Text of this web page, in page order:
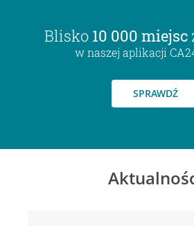
Blisko 10 000 miejsc
w naszej aplikacji
SPRAWDŹ